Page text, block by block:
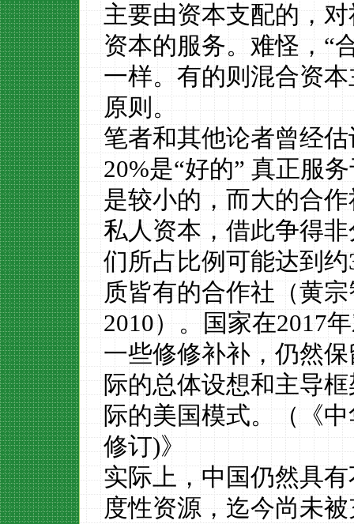
主要由资本支配的，
资本的服务。难怪，“
一样。有的则混合资
原则。
笔者和其他论者曾经
20%是“好的” 真正服
是较小的，而大的合
私人资本，借此争得非
们所占比例可能达到约
质皆有的合作社（黄宗
2010）。国家在2017
一些修修补补，仍然
际的总体设想和主导框
际的美国模式。（《
修订)》
实际上，中国仍然具
度性资源，迄今尚未